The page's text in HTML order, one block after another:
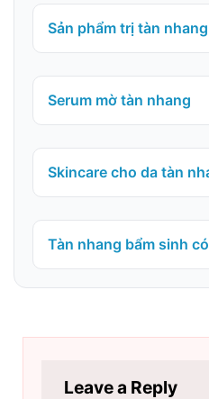
Sản phẩm trị tàn
Serum mờ tàn nhang
Skincare cho da tàn
Tàn nhang bẩm sinh
Leave a Reply